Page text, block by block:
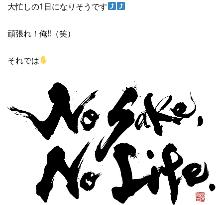
大忙しの1日になりそうです
頑張れ！俺‼︎（笑）
それでは